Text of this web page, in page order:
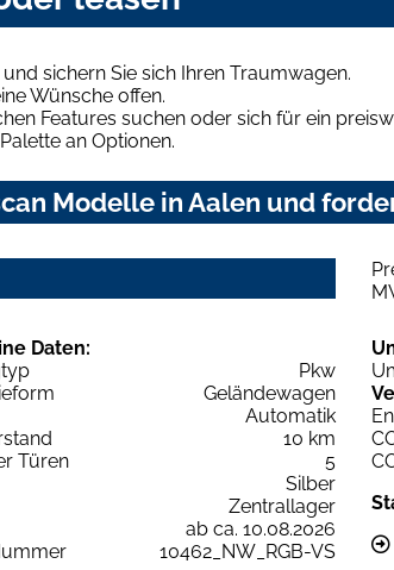
sichern Sie sich Ihren Traumwagen.
Wünsche offen.
Features suchen oder sich für ein
an Optionen.
Modelle in Aalen und
Daten:
Pkw
Geländewagen
Automatik
10 km
Türen
5
Silber
Zentrallager
ab ca. 10.08.2026
10462_NW_RGB-VS